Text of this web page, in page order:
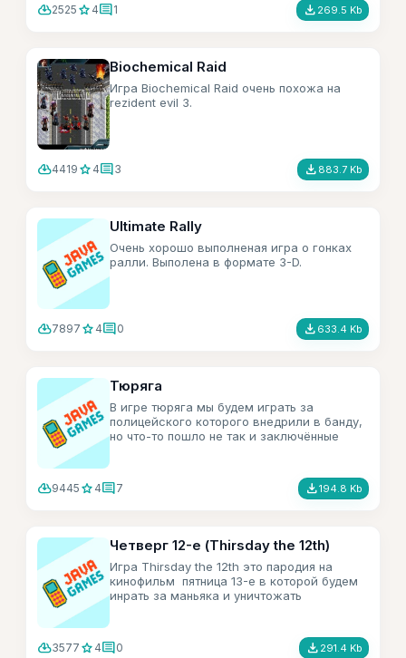
cloud_download2525 star 4comment1 file_download 269.5 Kb
Biochemical Raid
Игра Biochemical Raid очень похожа на
rezident evil 3.
cloud_download4419 star 4comment3 file_download 883.7 Kb
Ultimate Rally
Очень хорошо выполненая игра о гонках
ралли. Выполена в формате 3-D.
cloud_download7897 star 4comment0 file_download 633.4 Kb
Тюряга
В игре тюряга мы будем играть за
полицейского которого внедрили в банду,
но что-то пошло не так и заключённые
грохнули.
cloud_download9445 star 4comment7 file_download194.8 Kb
Четверг 12-е (Thirsday the 12th)
Игра Thirsday the 12th это пародия на
кинофильм пятница 13-е в которой будем
инрать за маньяка и уничтожать
cloud_download3577 star 4comment0 file_download 291.4 Kb